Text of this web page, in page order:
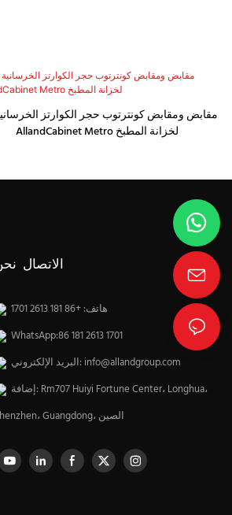
مقابض ومقابض كونترتوب حجر الكوارتز
AllandCabinet Metro لخزانة المطبخ
الاتصال
هاتف: +86 181 2613 1701
WhatsApp:86 181 2613 1701
البريد الإلكتروني: info@allandgroup.com
إضافة: Rm707 Huiyi Fortune Center، Longhua،
Shenzhen، Guangdong، الصين